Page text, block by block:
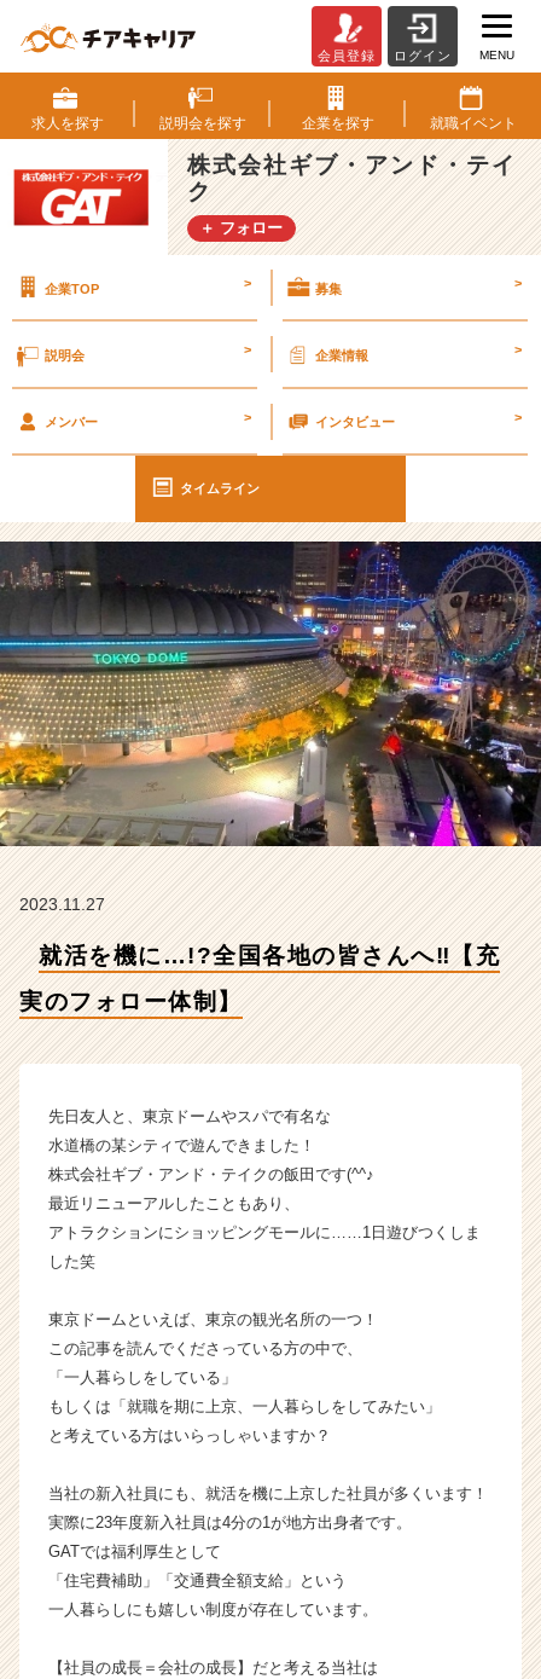
活
を
機
に…!?
全
国
各
皆
へ‼
フ
ォ
ロ
体
制】
【株
式
会
社
ギ
ブ・
ア
ン
ド・
の
タ
イ
ン】
ベ
ン
チ
ャ
長
業
か
ら
ス
ウ
ト
届
く
就
サ
会員登録 ログイン MENU
求人を探す 説明会を探す 企業を探す 就職イベント
株式会社ギブ・アンド・テイ
ク
＋ フォロー
企業TOP > 募集 >
説明会 > 企業情報 >
メンバー > インタビュー >
タイムライン
2023.11.27
就活を機に…!?全国各地の皆さんへ‼【充
実のフォロー体制】
先日友人と、東京ドームやスパで有名な
水道橋の某シティで遊んできました！
株式会社ギブ・アンド・テイクの飯田です(^^♪
最近リニューアルしたこともあり、
アトラクションにショッピングモールに……1日遊びつくしま
した笑
東京ドームといえば、東京の観光名所の一つ！
この記事を読んでくださっている方の中で、
「一人暮らしをしている」
もしくは「就職を期に上京、一人暮らしをしてみたい」
と考えている方はいらっしゃいますか？
当社の新入社員にも、就活を機に上京した社員が多くいます！
実際に23年度新入社員は4分の1が地方出身者です。
GATでは福利厚生として
「住宅費補助」「交通費全額支給」という
一人暮らしにも嬉しい制度が存在しています。
【社員の成長＝会社の成長】だと考える当社は